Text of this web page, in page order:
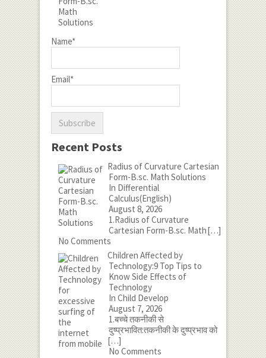
Name*
Email*
Recent Posts
Radius of Curvature Cartesian
Form-B.sc. Math Solutions
In Differential
Calculus(English)
August 8, 2026
1.Radius of Curvature
Cartesian Form-B.sc. Math[…]
No Comments
Children Affected by
Technology:9 Top Tips to
Know Side Effects of
Technology
In Child Develop
August 7, 2026
1.बच्चे तकनीकी से
दुष्प्रभावित:तकनीकी के दुष्प्रभाव को
[…]
No Comments